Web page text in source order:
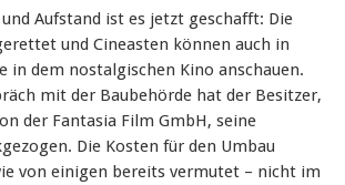
Aufstand ist es jetzt geschafft: Die
und Cineasten können auch in
in dem nostalgischen Kino anschauen.
mit der Baubehörde hat der Besitzer,
der Fantasia Film GmbH, seine
Die Kosten für den Umbau
von einigen bereits vermutet – nicht im